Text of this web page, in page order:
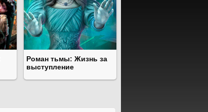
Роман тьмы: Жизнь за
выступление